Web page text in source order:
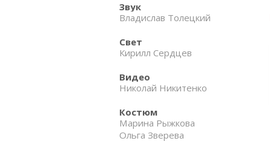
Звук
Владислав Толецкий
Свет
Кирилл Сердцев
Видео
Николай Никитенко
Костюм
Марина Рыжкова
Ольга Зверева